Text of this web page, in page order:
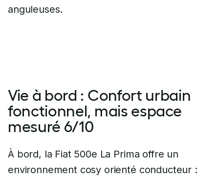
anguleuses.
Vie à bord : Confort urbain
fonctionnel, mais espace
mesuré 6/10
À bord, la Fiat 500e La Prima offre un
environnement cosy orienté conducteur :